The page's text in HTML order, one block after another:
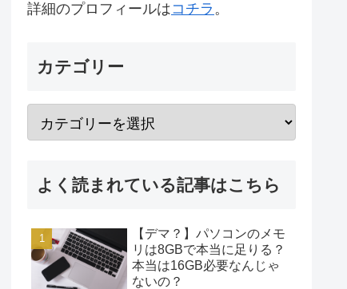
詳細のプロフィールはコチラ 。
カテゴリー
よく読まれている記事はこちら
【デマ？】パソコンのメモ
リは8GBで本当に足りる？
本当は16GB必要なんじゃ
ないの？